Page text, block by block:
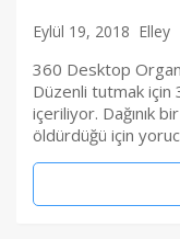
Eylül 19, 2018 Elley
360 Desktop
Düzenli tutmak için
içeriliyor. Dağınık
öldürdüğü için